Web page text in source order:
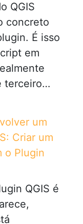
QGIS
concreto
É isso
em
terceiro…
um
Criar um
o Plugin
QGIS é